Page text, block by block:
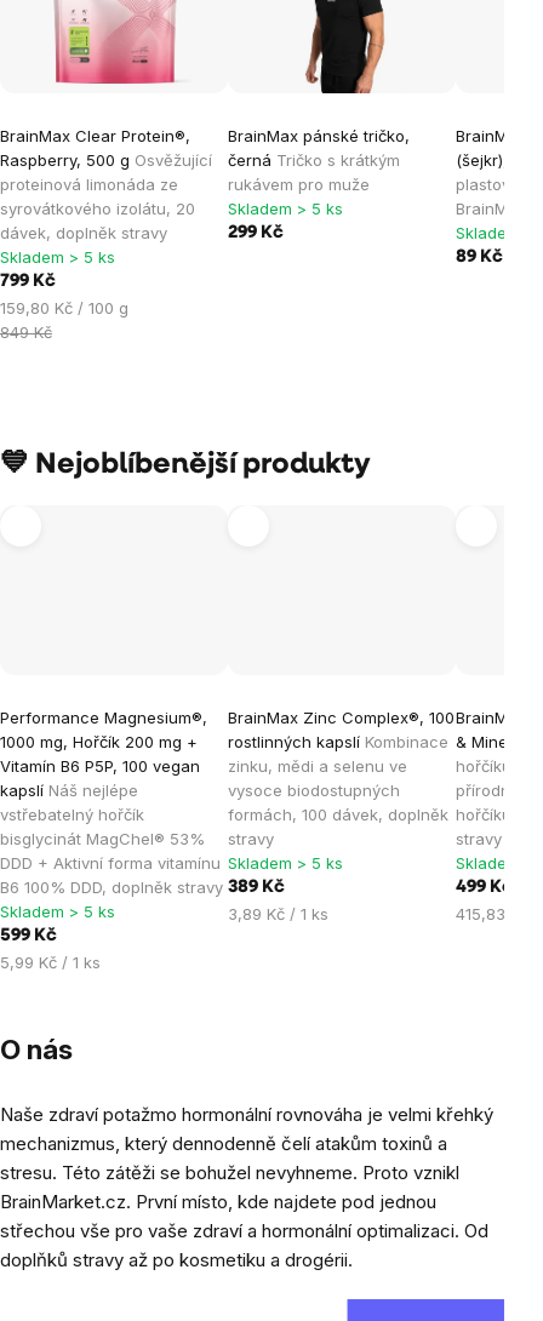
BrainMax Clear Protein®,
Raspberry, 500 g Osvěžující
proteinová limonáda ze
syrovátkového izolátu, 20
dávek, doplněk stravy
Skladem > 5 ks
799 Kč
Měrná
cena:
159,80 Kč / 100 g
849 Kč
BrainMax pánské tričko,
černá Tričko s krátkým
rukávem pro muže
Skladem > 5 ks
299 Kč
BrainMax
(šejkr),
plastový
BrainMax
Skladem >
89 Kč
💙 Nejoblíbenější produkty
Performance Magnesium®,
1000 mg, Hořčík 200 mg +
Vitamín B6 P5P, 100 vegan
kapslí Náš nejlépe
vstřebatelný hořčík
bisglycinát MagChel® 53%
DDD + Aktivní forma vitamínu
B6 100% DDD, doplněk stravy
hodnocení
produktu
je
5,0
z
5
hvězdiček.
Skladem > 5 ks
599 Kč
Měrná
5,99 Kč / 1 ks
BrainMax Zinc Complex®, 100
rostlinných kapslí Kombinace
zinku, mědi a selenu ve
vysoce biodostupných
formách, 100 dávek, doplněk
stravy
Skladem > 5 ks
389 Kč
Měrná
3,89 Kč / 1 ks
BrainMax®
&
hořčíku +
přírodní
hořčíku,
stravy
Skladem >
499 Kč
Měrná
415,83 Kč /
O nás
Naše zdraví potažmo hormonální rovnováha je velmi křehký
mechanizmus, který dennodenně čelí atakům toxinů a
stresu. Této zátěži se bohužel nevyhneme. Proto vznikl
BrainMarket.cz. První místo, kde najdete pod jednou
střechou vše pro vaše zdraví a hormonální optimalizaci. Od
doplňků stravy až po kosmetiku a drogérii.